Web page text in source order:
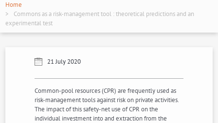
Home
Commons as a risk-management tool : theoretical predictions and an
experimental test
21 July 2020
Common-pool resources (CPR) are frequently used as
risk-management tools against risk on private activities.
The impact of this safety-net use of CPR on the
individual investment into and extraction from the